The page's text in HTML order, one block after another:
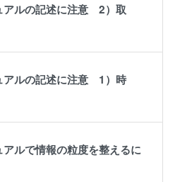
アルの記述に注意 2）取
アルの記述に注意 1）時
ルで情報の粒度を整えるに